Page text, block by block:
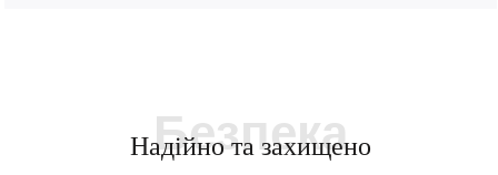
Безпека
Надійно та захищено